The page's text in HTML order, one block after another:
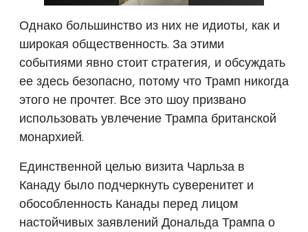
Однако большинство из них не идиоты, как и
широкая общественность. За этими
событиями явно стоит стратегия, и обсуждать
ее здесь безопасно, потому что Трамп никогда
этого не прочтет. Все это шоу призвано
использовать увлечение Трампа британской
монархией.
Единственной целью визита Чарльза в
Канаду было подчеркнуть суверенитет и
обособленность Канады перед лицом
настойчивых заявлений Дональда Трампа о